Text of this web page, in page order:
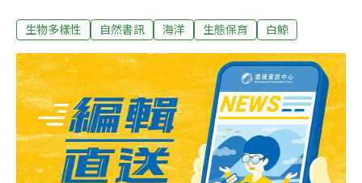
排的各種線索。亞哈船長因太迷戀，以致看不見；又或
他也無所知覺。海洋是通往未知世界的大門插畫家巧妙的
把《白鯨記》裡的人物和地名再次置入在《亞哈與白鯨》
裡。亞哈船長住的南塔開特島（Nantucket）、他的船「裴
廓德號」（Pequod），《白鯨記》裡的船員以實瑪利
（Ishmael）和食人族魁魁格（Queequeg），則成了南開
特島上的港口名和駐地藝術家。我們先從南塔開特島談起
生物多樣性 自然書訊 海洋 生態保育 白鯨